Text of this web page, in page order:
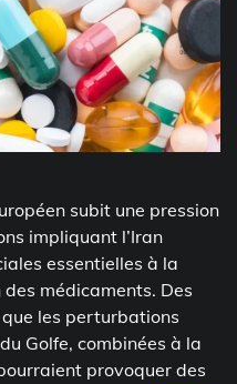
subit une pression
impliquant l’Iran
essentielles à la
médicaments. Des
les perturbations
Golfe, combinées à la
provoquer des